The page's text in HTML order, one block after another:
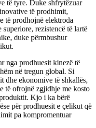
të tyre. Duke shfrytëzuar
të prodhimit,
të prodhojnë elektroda
rezistencë të lartë
duke përmbushur
nga prodhuesit kinezë të
në tregun global. Si
dhe ekonomive të shkallës,
të ofrojnë zgjidhje me kosto
Kjo i ka bërë
për prodhuesit e çelikut që
pa kompromentuar